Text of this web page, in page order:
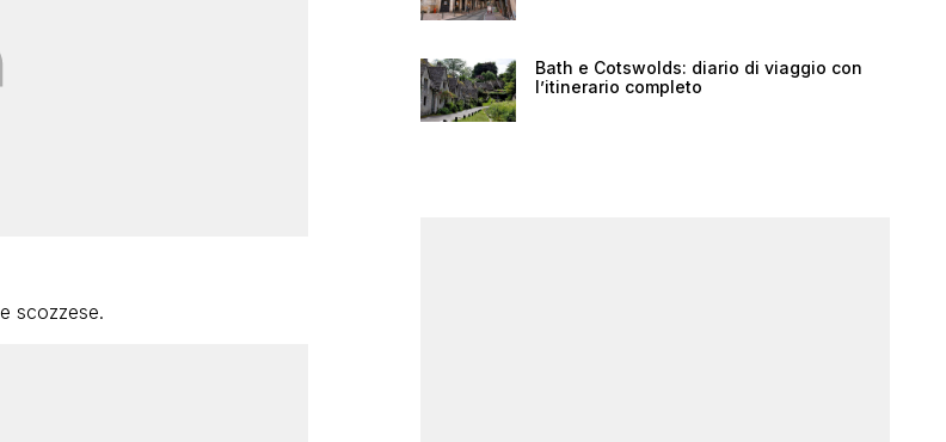
scozzese.
Bath e Cotswolds: diario di viaggio con
l’itinerario completo